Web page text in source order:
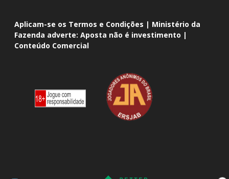
Aplicam-se os Termos e Condições | Ministério da
Fazenda adverte: Aposta não é investimento |
Conteúdo Comercial